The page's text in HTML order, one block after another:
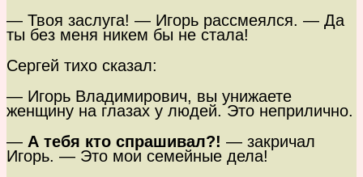
— Твоя заслуга! — Игорь рассмеялся. — Да
ты без меня никем бы не стала!
Сергей тихо сказал:
— Игорь Владимирович, вы унижаете
женщину на глазах у людей. Это неприлично.
— А тебя кто спрашивал?! — закричал
Игорь. — Это мои семейные дела!